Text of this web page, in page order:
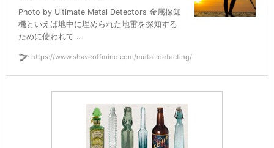
Photo by Ultimate Metal Detectors 金属探知
機といえば地中に埋められた地雷を探知する
ために使われて ...
https://www.shaveoffmind.com/metal-detecting/